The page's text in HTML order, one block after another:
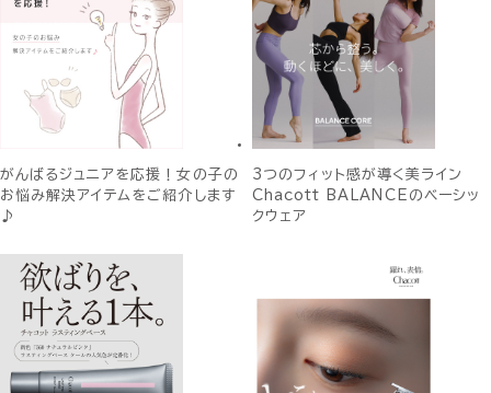
がんばるジュニアを応援！女の子の
お悩み解決アイテムをご紹介します
♪
3つのフィット感が導く美ライン
Chacott BALANCEのベーシッ
クウェア